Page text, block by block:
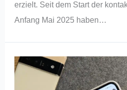
erzielt. Seit dem Start der
Anfang Mai 2025 haben…